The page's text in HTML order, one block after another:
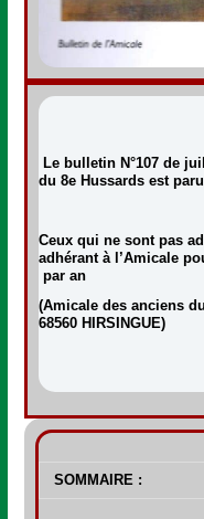
Le bulletin N°107 de
du 8e Hussards est
Ceux qui ne sont pas
adhérant à l’Amicale
par an
(Amicale des anciens
68560 HIRSINGUE)
SOMMAIRE :